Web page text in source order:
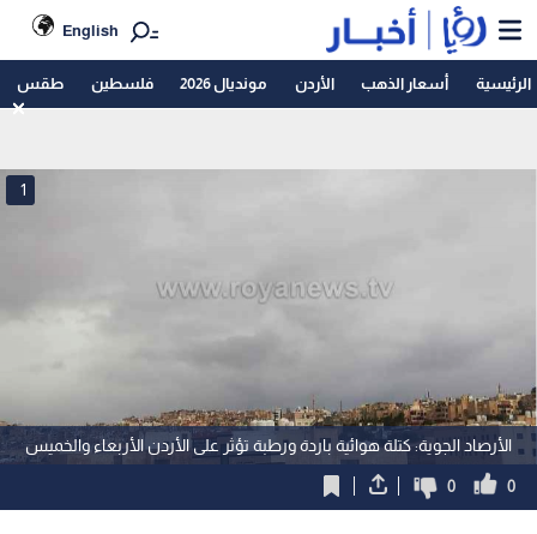
English
الرئيسية أسعار الذهب الأردن مونديال 2026 فلسطين طقس
الأرصاد الجوية: كتلة هوائية باردة ورطبة تؤثر على الأردن الأربعاء والخميس
1
0
0